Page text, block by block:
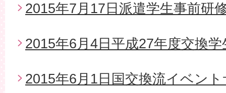
2015年7月17日派遣学生事前研
2015年6月4日平成27年度交換
2015年6月1日国交換流イベン